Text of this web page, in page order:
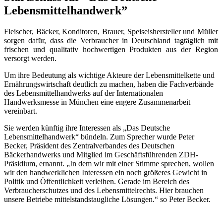
Lebensmittelhandwerk”
Fleischer, Bäcker, Konditoren, Brauer, Speiseishersteller und Müller
sorgen dafür, dass die Verbraucher in Deutschland tagtäglich mit
frischen und qualitativ hochwertigen Produkten aus der Region
versorgt werden.
Um ihre Bedeutung als wichtige Akteure der Lebensmittelkette und
Ernährungswirtschaft deutlich zu machen, haben die Fachverbände
des Lebensmittelhandwerks auf der Internationalen
Handwerksmesse in München eine engere Zusammenarbeit
vereinbart.
Sie werden künftig ihre Interessen als „Das Deutsche
Lebensmittelhandwerk“ bündeln. Zum Sprecher wurde Peter
Becker, Präsident des Zentralverbandes des Deutschen
Bäckerhandwerks und Mitglied im Geschäftsführenden ZDH-
Präsidium, ernannt. „In dem wir mit einer Stimme sprechen, wollen
wir den handwerklichen Interessen ein noch größeres Gewicht in
Politik und Öffentlichkeit verleihen. Gerade im Bereich des
Verbraucherschutzes und des Lebensmittelrechts. Hier brauchen
unsere Betriebe mittelstandstaugliche Lösungen.“ so Peter Becker.